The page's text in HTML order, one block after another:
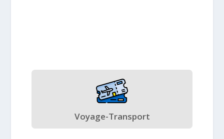
Voyage-Transport